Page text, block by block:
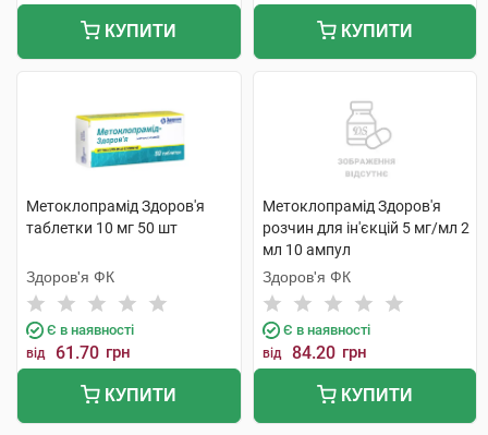
КУПИТИ КУПИТИ
Метоклопрамід Здоров'я
таблетки 10 мг 50 шт
Здоров'я ФК
Є в наявності
від 61.70 грн
КУПИТИ
Метоклопрамід Здоров'я
розчин для ін'єкцій 5 мг/мл 2
мл 10 ампул
Здоров'я ФК
Є в наявності
від 84.20 грн
КУПИТИ